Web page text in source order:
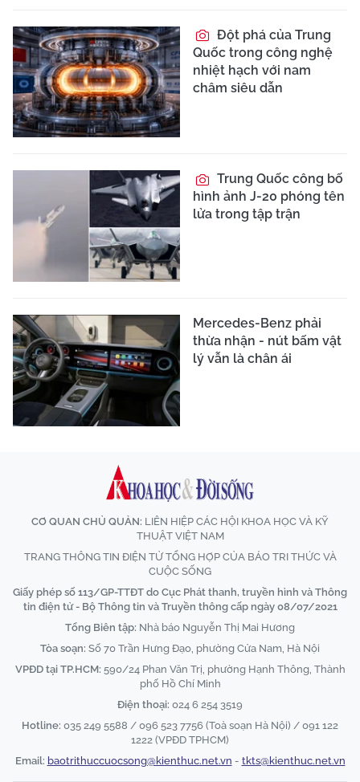
Đột phá của Trung
Quốc trong công nghệ
nhiệt hạch với nam
châm siêu dẫn
Trung Quốc công bố
hình ảnh J-20 phóng tên
lửa trong tập trận
Mercedes-Benz phải
thừa nhận - nút bấm vật
lý vẫn là chân ái
CƠ QUAN CHỦ QUẢN: LIÊN HIỆP CÁC HỘI KHOA HỌC VÀ KỸ
THUẬT VIỆT NAM
TRANG THÔNG TIN ĐIỆN TỬ TỔNG HỢP CỦA BÁO TRI THỨC VÀ
CUỘC SỐNG
Giấy phép số 113/GP-TTĐT do Cục Phát thanh, truyền hình và Thông
tin điện tử - Bộ Thông tin và Truyền thông cấp ngày 08/07/2021
Tổng Biên tập: Nhà báo Nguyễn Thị Mai Hương
Tòa soạn: Số 70 Trần Hưng Đạo, phường Cửa Nam, Hà Nội
VPĐD tại TP.HCM: 590/24 Phan Văn Trị, phường Hạnh Thông, Thành
phố Hồ Chí Minh
Điện thoại: 024 6 254 3519
Hotline: 035 249 5588 / 096 523 7756 (Toà soạn Hà Nội) / 091 122
1222 (VPĐD TPHCM)
Email: baotrithuccuocsong@kienthuc.net.vn - tkts@kienthuc.net.vn